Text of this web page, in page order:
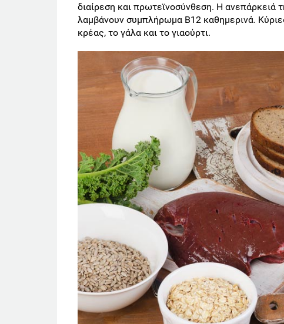
διαίρεση και πρωτεϊνοσύνθεση. Η ανεπάρκειά
λαμβάνουν συμπλήρωμα Β12 καθημερινά.
κρέας, το γάλα και το γιαούρτι.